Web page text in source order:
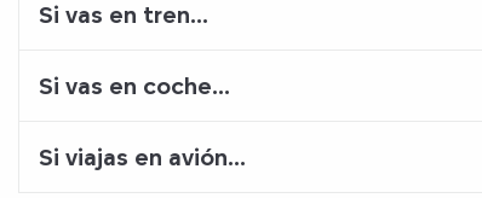
Si vas en tren...
Si vas en coche...
Si viajas en avión...